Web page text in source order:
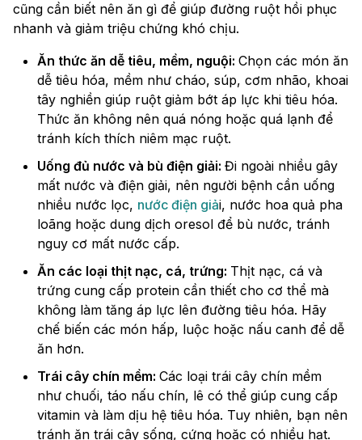
cũng cần biết nên ăn gì để giúp đường ruột hồi phục
nhanh và giảm triệu chứng khó chịu.
Ăn thức ăn dễ tiêu, mềm, nguội: Chọn các món ăn
dễ tiêu hóa, mềm như cháo, súp, cơm nhão, khoai
tây nghiền giúp ruột giảm bớt áp lực khi tiêu hóa.
Thức ăn không nên quá nóng hoặc quá lạnh để
tránh kích thích niêm mạc ruột.
Uống đủ nước và bù điện giải: Đi ngoài nhiều gây
mất nước và điện giải, nên người bệnh cần uống
nhiều nước lọc, nước điện giải, nước hoa quả pha
loãng hoặc dung dịch oresol để bù nước, tránh
nguy cơ mất nước cấp.
Ăn các loại thịt nạc, cá, trứng: Thịt nạc, cá và
trứng cung cấp protein cần thiết cho cơ thể mà
không làm tăng áp lực lên đường tiêu hóa. Hãy
chế biến các món hấp, luộc hoặc nấu canh để dễ
ăn hơn.
Trái cây chín mềm: Các loại trái cây chín mềm
như chuối, táo nấu chín, lê có thể giúp cung cấp
vitamin và làm dịu hệ tiêu hóa. Tuy nhiên, bạn nên
tránh ăn trái cây sống, cứng hoặc có nhiều hạt.